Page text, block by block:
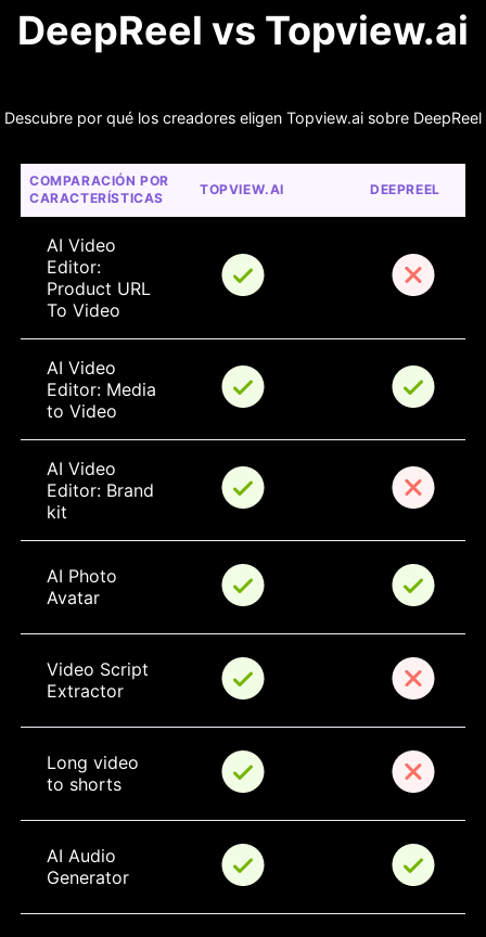
DeepReel vs Topview.ai
Descubre por qué los creadores eligen Topview.ai sobre DeepReel
COMPARACIÓN POR
CARACTERÍSTICAS
TOPVIEW.AI DEEPREEL
AI Video
Editor:
Product URL
To Video
AI Video
Editor: Media
to Video
AI Video
Editor: Brand
kit
AI Photo
Avatar
Video Script
Extractor
Long video
to shorts
AI Audio
Generator